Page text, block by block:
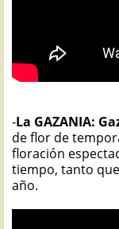
-La GAZANIA:
de flor de
floración
tiempo, tanto
año.